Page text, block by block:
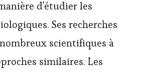
d'étudier les
Ses recherches
scientifiques à
similaires. Les